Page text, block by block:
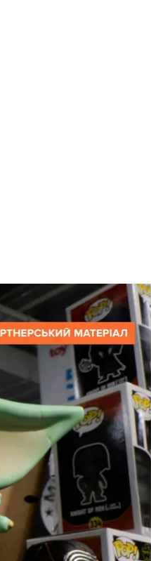
явищами,
10 років, як на це
цілком присвяченим
починаючи з 1965-
аналізували, як
ілюструє гендерний
Homemaker